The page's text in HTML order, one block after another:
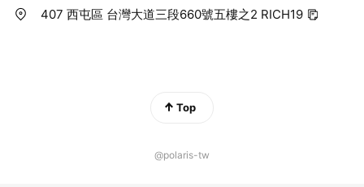
407 西屯區 台灣大道三段660號五樓之2 RICH19
Top
@polaris-tw